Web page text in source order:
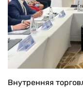
Внутренняя